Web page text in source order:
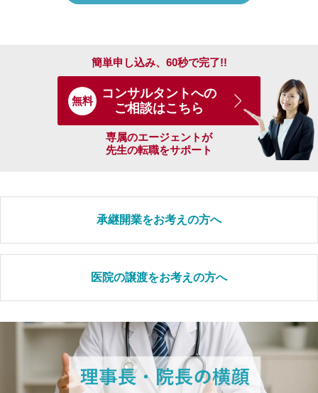
簡単申し込み、60秒で完了!!
無料
コンサルタントへの
ご相談はこちら
専属のエージェントが
先生の転職をサポート
承継開業をお考えの方へ
医院の譲渡をお考えの方へ